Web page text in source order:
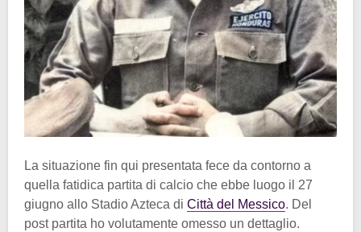
La situazione fin qui presentata fece da contorno a
quella fatidica partita di calcio che ebbe luogo il 27
giugno allo Stadio Azteca di Città del Messico. Del
post partita ho volutamente omesso un dettaglio.